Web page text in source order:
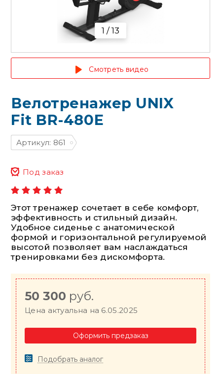
1 / 13
Смотреть видео
Велотренажер UNIX
Fit BR-480E
Артикул: 861
Под заказ
Этот тренажер сочетает в себе комфорт,
эффективность и стильный дизайн.
Удобное сиденье с анатомической
формой и горизонтальной регулируемой
высотой позволяет вам наслаждаться
тренировками без дискомфорта.
50 300 руб.
Цена актуальна на 6.05.2025
Оформить предзаказ
Подобрать аналог